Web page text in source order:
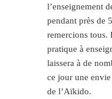
l’enseignement
pendant près de
remercions tous.
pratique à
laissera à de
ce jour une
de l’Aïkido.